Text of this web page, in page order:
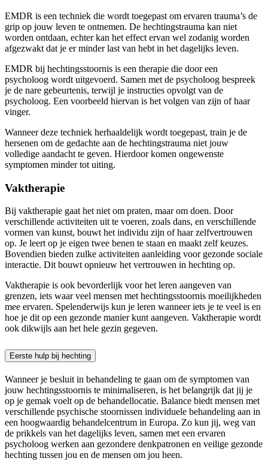
EMDR is een techniek die wordt toegepast om ervaren trauma’s de
grip op jouw leven te ontnemen. De hechtingstrauma kan niet
worden ontdaan, echter kan het effect ervan wel zodanig worden
afgezwakt dat je er minder last van hebt in het dagelijks leven.
EMDR bij hechtingsstoornis is een therapie die door een
psycholoog wordt uitgevoerd. Samen met de psycholoog bespreek
je de nare gebeurtenis, terwijl je instructies opvolgt van de
psycholoog. Een voorbeeld hiervan is het volgen van zijn of haar
vinger.
Wanneer deze techniek herhaaldelijk wordt toegepast, train je de
hersenen om de gedachte aan de hechtingstrauma niet jouw
volledige aandacht te geven. Hierdoor komen ongewenste
symptomen minder tot uiting.
Vaktherapie
Bij vaktherapie gaat het niet om praten, maar om doen. Door
verschillende activiteiten uit te voeren, zoals dans, en verschillende
vormen van kunst, bouwt het individu zijn of haar zelfvertrouwen
op. Je leert op je eigen twee benen te staan en maakt zelf keuzes.
Bovendien bieden zulke activiteiten aanleiding voor gezonde sociale
interactie. Dit bouwt opnieuw het vertrouwen in hechting op.
Vaktherapie is ook bevorderlijk voor het leren aangeven van
grenzen, iets waar veel mensen met hechtingsstoornis moeilijkheden
mee ervaren. Spelenderwijs kun je leren wanneer iets je te veel is en
hoe je dit op een gezonde manier kunt aangeven. Vaktherapie wordt
ook dikwijls aan het hele gezin gegeven.
Eerste hulp bij hechting
Wanneer je besluit in behandeling te gaan om de symptomen van
jouw hechtingsstoornis te minimaliseren, is het belangrijk dat jij je
op je gemak voelt op de behandellocatie. Balance biedt mensen met
verschillende psychische stoornissen individuele behandeling aan in
een hoogwaardig behandelcentrum in Europa. Zo kun jij, weg van
de prikkels van het dagelijks leven, samen met een ervaren
psycholoog werken aan gezondere denkpatronen en veilige gezonde
hechting tussen jou en de mensen om jou heen.